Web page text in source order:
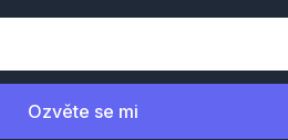
Ozvěte se mi